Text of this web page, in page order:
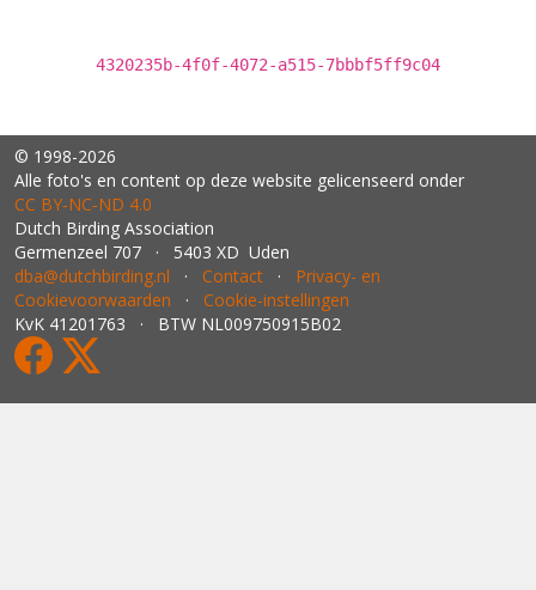
4320235b-4f0f-4072-a515-7bbbf5ff9c04
© 1998-2026
Alle foto's en content op deze website gelicenseerd onder
CC BY‑NC‑ND 4.0
Dutch Birding Association
Germenzeel 707 · 5403 XD Uden
dba@dutchbirding.nl · Contact · Privacy- en
Cookievoorwaarden · Cookie-instellingen
KvK 41201763 · BTW NL009750915B02